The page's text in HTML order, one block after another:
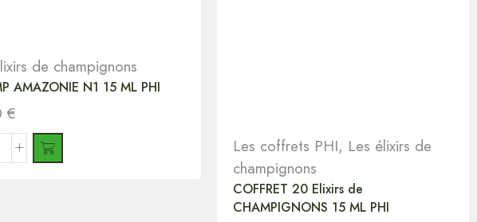
de champignons
AMAZONIE N1 15 ML PHI
€
Les coffrets PHI, Les élixirs de
champignons
COFFRET 20 Elixirs de
CHAMPIGNONS 15 ML PHI